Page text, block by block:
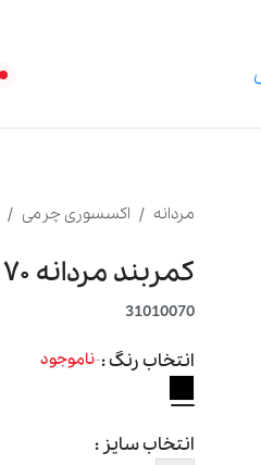
مردانه اکسسوری چرمی
کمربند مردانه ۰۰۷۰
31010070
انتخاب رنگ :-ناموجود
انتخاب سایز :